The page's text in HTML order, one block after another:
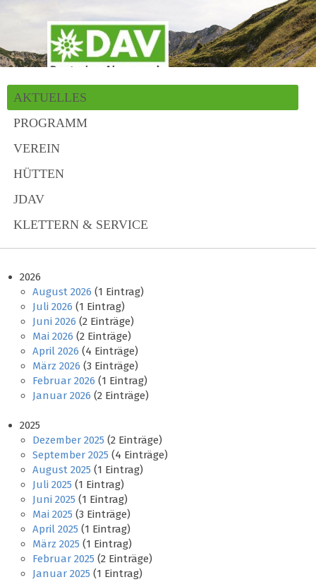
AKTUELLES
PROGRAMM
VEREIN
HÜTTEN
JDAV
KLETTERN & SERVICE
2026
August 2026 (1 Eintrag)
Juli 2026 (1 Eintrag)
Juni 2026 (2 Einträge)
Mai 2026 (2 Einträge)
April 2026 (4 Einträge)
März 2026 (3 Einträge)
Februar 2026 (1 Eintrag)
Januar 2026 (2 Einträge)
2025
Dezember 2025 (2 Einträge)
September 2025 (4 Einträge)
August 2025 (1 Eintrag)
Juli 2025 (1 Eintrag)
Juni 2025 (1 Eintrag)
Mai 2025 (3 Einträge)
April 2025 (1 Eintrag)
März 2025 (1 Eintrag)
Februar 2025 (2 Einträge)
Januar 2025 (1 Eintrag)